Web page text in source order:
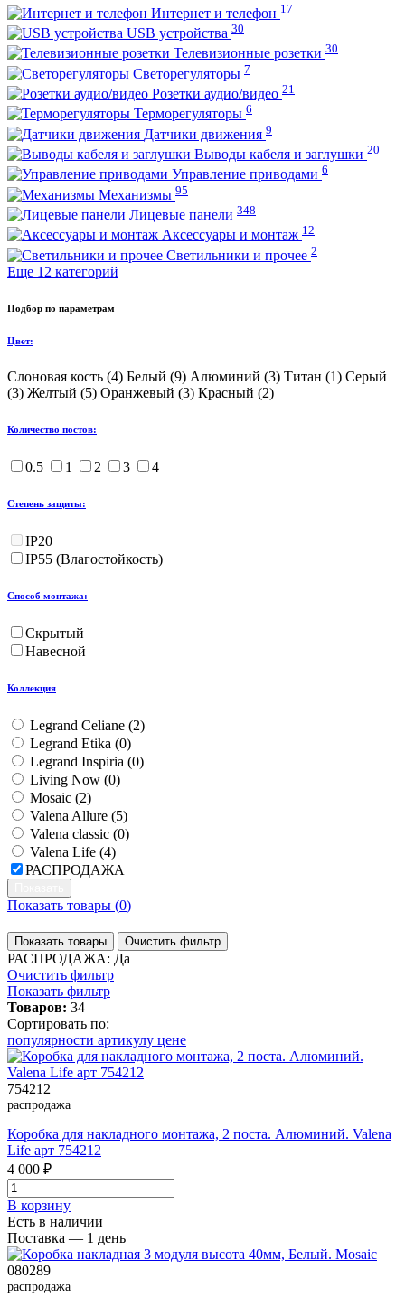
Интернет и телефон 17
USB устройства 30
Телевизионные розетки 30
Светорегуляторы 7
Розетки аудио/видео 21
Терморегуляторы 6
Датчики движения 9
Выводы кабеля и заглушки 20
Управление приводами 6
Механизмы 95
Лицевые панели 348
Аксессуары и монтаж 12
Светильники и прочее 2
Еще 12 категорий
Подбор по параметрам
Цвет:
Слоновая кость (4) Белый (9) Алюминий (3) Титан (1) Серый
(3) Желтый (5) Оранжевый (3) Красный (2)
Количество постов:
0.5 1 2 3 4
Степень защиты:
IP20
IP55 (Влагостойкость)
Способ монтажа:
Скрытый
Навесной
Коллекция
Legrand Celiane (2)
Legrand Etika (0)
Legrand Inspiria (0)
Living Now (0)
Mosaic (2)
Valena Allure (5)
Valena classic (0)
Valena Life (4)
РАСПРОДАЖА
Показать товары (0)
Показать товары Очистить фильтр
РАСПРОДАЖА: Да
Очистить фильтр
Показать фильтр
Товаров: 34
Сортировать по:
популярности артикулу цене
754212
распродажа
Коробка для накладного монтажа, 2 поста. Алюминий. Valena
Life арт 754212
4 000 ₽
В корзинy
Есть в наличии
Поставка — 1 день
080289
распродажа